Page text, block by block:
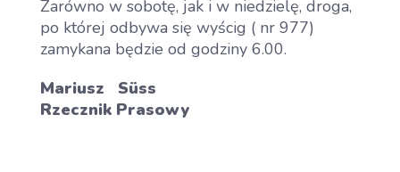
Dla Zawodnika
Open
menu
Dla Kibica
Dla Mediów
Zarówno w sobotę, jak i w niedzielę, droga,
po której odbywa się wyścig ( nr 977)
zamykana będzie od godziny 6.00.
Mariusz Süss
Rzecznik Prasowy